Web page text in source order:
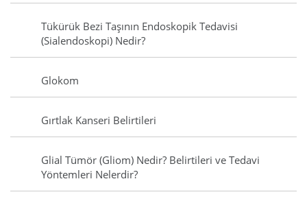
Tükürük Bezi Taşının Endoskopik Tedavisi
(Sialendoskopi) Nedir?
Glokom
Gırtlak Kanseri Belirtileri
Glial Tümör (Gliom) Nedir? Belirtileri ve Tedavi
Yöntemleri Nelerdir?